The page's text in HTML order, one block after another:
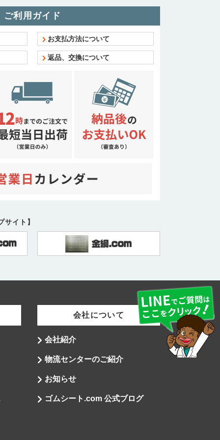
ご利用ガイド
お支払方法について
返品、交換について
イト】
会社について
会社紹介
物流センターのご紹介
お知らせ
ゴムシート.com 公式ブログ